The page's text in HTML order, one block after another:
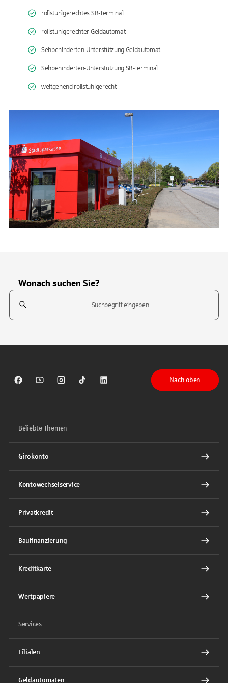
rollstuhlgerechtes SB-Terminal
rollstuhlgerechter Geldautomat
Sehbehinderten-Unterstützung Geldautomat
Sehbehinderten-Unterstützung SB-Terminal
weitgehend rollstuhlgerecht
Wonach suchen Sie?
Suchfeld
Sparkasse auf Facebook
Sparkasse auf Youtube
Sparkasse auf Instagram
Sparkasse auf TikTok
Sparkasse auf LinkedIn
Nach oben
Beliebte Themen
Girokonto
Kontowechselservice
Privatkredit
Baufinanzierung
Kreditkarte
Wertpapiere
Services
Filialen
Geldautomaten